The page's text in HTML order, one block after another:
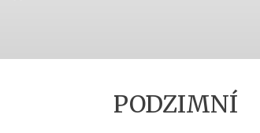
PODZIMNÍ